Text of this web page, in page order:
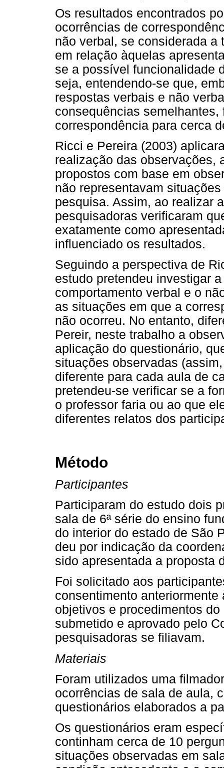
Os resultados encontrados
ocorrências de
não verbal, se considerada a
em relação àquelas
se a possível funcionalidade
seja, entendendo-se que,
respostas verbais e não
consequências
correspondência para cerca
Ricci e Pereira (2003)
realização das observações,
propostos com base em
não representavam
pesquisa. Assim, ao realizar
pesquisadoras verificaram
exatamente como
influenciado os resultados.
Seguindo a perspectiva de
estudo pretendeu investigar
comportamento verbal e o
as situações em que a
não ocorreu. No entanto,
Pereir, neste trabalho a
aplicação do questionário,
situações observadas
diferente para cada aula de
pretendeu-se verificar se a
o professor faria ou ao que
diferentes relatos dos
Método
Participantes
Participaram do estudo dois
sala de 6ª série do ensino
do interior do estado de São
deu por indicação da
sido apresentada a proposta
Foi solicitado aos
consentimento
objetivos e procedimentos
submetido e aprovado pelo
pesquisadoras se filiavam.
Materiais
Foram utilizados uma
ocorrências de sala de aula,
questionários elaborados a
Os questionários eram
continham cerca de 10
situações observadas em